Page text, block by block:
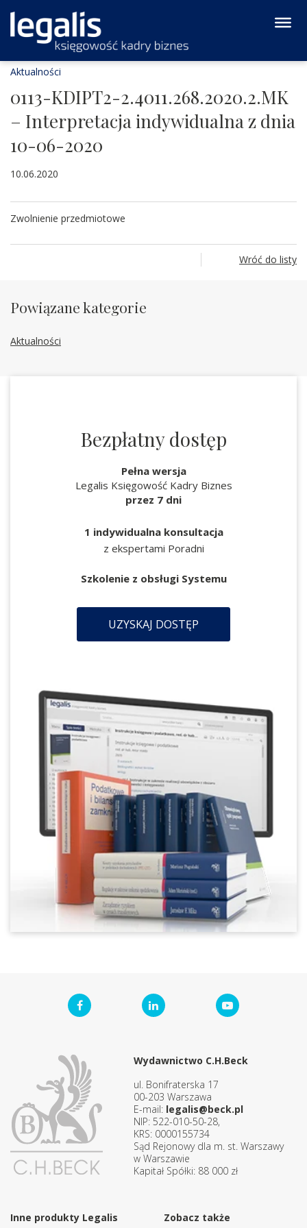
Aktualności
0113-KDIPT2-2.4011.268.2020.2.MK
– Interpretacja indywidualna z dnia
10-06-2020
10.06.2020
Zwolnienie przedmiotowe
Wróć do listy
Powiązane kategorie
Aktualności
Bezpłatny dostęp
Pełna wersja
Legalis Księgowość Kadry Biznes
przez 7 dni
1 indywidualna konsultacja
z ekspertami Poradni
Szkolenie z obsługi Systemu
UZYSKAJ DOSTĘP
Wydawnictwo C.H.Beck
ul. Bonifraterska 17
00-203 Warszawa
E-mail: legalis@beck.pl
NIP: 522-010-50-28,
KRS: 0000155734
Sąd Rejonowy dla m. st. Warszawy
w Warszawie
Kapitał Spółki: 88 000 zł
Inne produkty Legalis Zobacz także